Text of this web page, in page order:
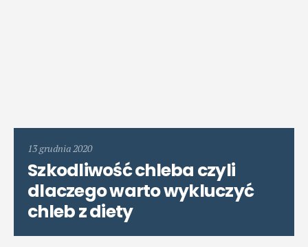
13 grudnia 2020
Szkodliwość chleba czyli
dlaczego warto wykluczyć
chleb z diety